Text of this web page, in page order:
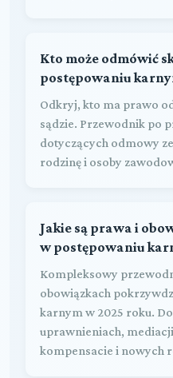
Kto może odmówić
postępowaniu
Odkryj, kto ma prawo
sądzie. Przewodnik po
dotyczących odmowy
rodzinę i osoby
Jakie są prawa i
w postępowaniu
Kompleksowy
obowiązkach
karnym w 2025 roku.
uprawnieniach,
kompensacie i nowych